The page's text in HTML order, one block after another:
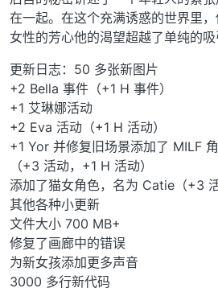
在一起。在这个充满诱惑的世界里
女性的芳心他的渴望超越了单纯的吸
更新日志：50 多张新图片
+2 Bella 事件（+1 H 事件）
+1 艾琳娜活动
+2 Eva 活动（+1 H 活动）
+1 Yor 并修复旧场景添加了 MILF
（+3 活动，+1 H 活动）
添加了猫女角色，名为 Catie（+3
其他各种小更新
文件大小 700 MB+
修复了画廊中的错误
为新女孩添加更多声音
3000 多行新代码